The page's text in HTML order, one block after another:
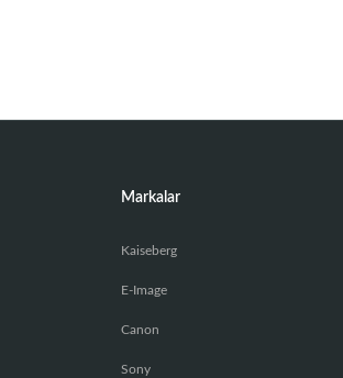
Markalar
Kaiseberg
E-Image
Canon
Sony